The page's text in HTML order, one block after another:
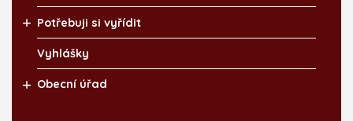
Potřebuji si vyřídit
Vyhlášky
Obecní úřad